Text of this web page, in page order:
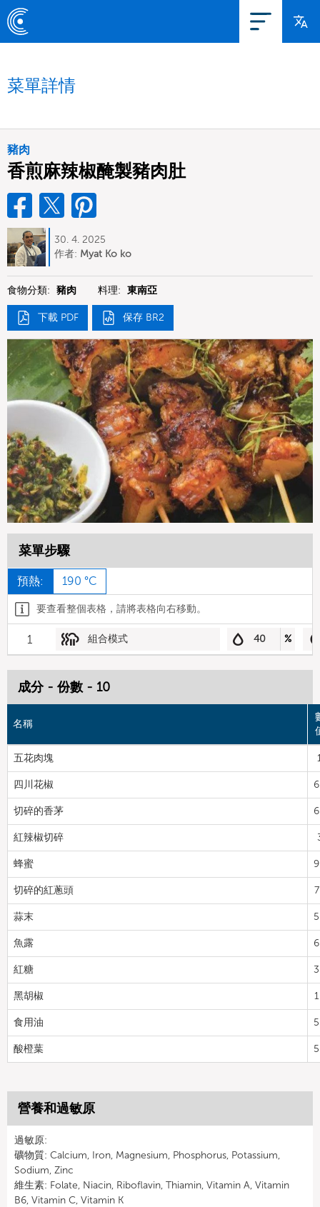
菜單詳情
豬肉
香煎麻辣椒醃製豬肉肚
30. 4. 2025
作者: Myat Ko ko
食物分類: 豬肉 料理: 東南亞
下載 PDF 保存 BR2
菜單步驟
預熱: 190 °C
要查看整個表格，請將表格向右移動。
1 組合模式 40 %
成分 - 份數 - 10
名稱
五花肉塊
四川花椒
切碎的香茅
紅辣椒切碎
蜂蜜
切碎的紅蔥頭
蒜末
魚露
紅糖
黑胡椒
食用油
酸橙葉
營養和過敏原
過敏原:
礦物質: Calcium, Iron, Magnesium, Phosphorus, Potassium,
Sodium, Zinc
維生素: Folate, Niacin, Riboflavin, Thiamin, Vitamin A, Vitamin
B6, Vitamin C, Vitamin K